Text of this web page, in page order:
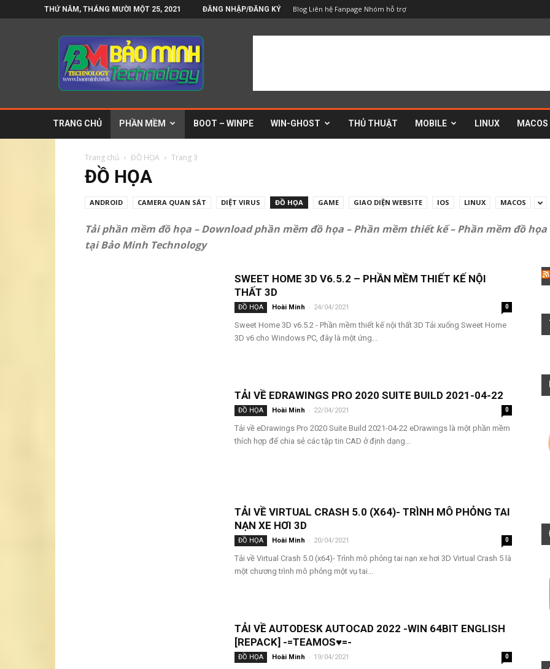
THỨ NĂM, THÁNG MƯỜI MỘT 25, 2021 ĐĂNG NHẬP/ĐĂNG KÝ Blog Liên hệ Fanpage Nhóm hỗ trợ
Bảo
Technology
Blog
tin
công
TRANG CHỦ PHẦN MỀM BOOT – WINPE WIN-GHOST THỦ THUẬT MOBILE LINUX MACOS
Trang chủ ĐỒ HỌA Trang 3
ĐỒ HỌA
ANDROID CAMERA QUAN SÁT DIỆT VIRUS ĐỒ HỌA GAME GIAO DIỆN WEBSITE IOS LINUX MACOS
Tải phần mềm đồ họa – Download phần mềm đồ họa – Phần mềm thiết kế – Phần mềm đồ
tại Bảo Minh Technology
SWEET HOME 3D V6.5.2 – PHẦN MỀM THIẾT KẾ NỘI
THẤT 3D
ĐỒ HỌA Hoài Minh - 24/04/2021 0
Sweet Home 3D v6.5.2 - Phần mềm thiết kế nội thất 3D Tải xuống Sweet Home
3D v6 cho Windows PC, đây là một ứng...
TẢI VỀ EDRAWINGS PRO 2020 SUITE BUILD 2021-04-22
ĐỒ HỌA Hoài Minh - 22/04/2021 0
Tải về eDrawings Pro 2020 Suite Build 2021-04-22 eDrawings là một phần mềm
thích hợp để chia sẻ các tập tin CAD ở định dạng...
TẢI VỀ VIRTUAL CRASH 5.0 (X64)- TRÌNH MÔ PHỎNG TAI
NẠN XE HƠI 3D
ĐỒ HỌA Hoài Minh - 20/04/2021 0
Tải về Virtual Crash 5.0 (x64)- Trình mô phỏng tai nạn xe hơi 3D Virtual Crash 5 là
một chương trình mô phỏng một vụ tai...
TẢI VỀ AUTODESK AUTOCAD 2022 -WIN 64BIT ENGLISH
[REPACK] -=TEAMOS♥=-
ĐỒ HỌA Hoài Minh - 19/04/2021 0